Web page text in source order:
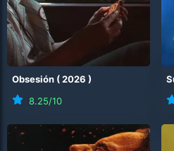
Obsesión (2026 )
8.25/10